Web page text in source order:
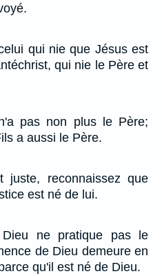
qui nie que Jésus est
qui nie le Père et
pas non plus le Père;
a aussi le Père.
reconnaissez que
est né de lui.
ne pratique pas le
de Dieu demeure en
qu'il est né de Dieu.